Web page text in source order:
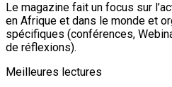
Le magazine fait un focus sur
en Afrique et dans le monde et
spécifiques (conférences,
de réflexions).
Meilleures lectures